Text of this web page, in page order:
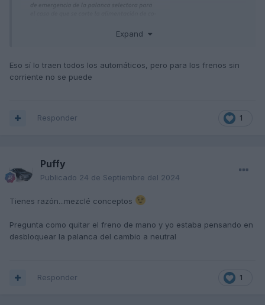
Expand
Eso sí lo traen todos los automáticos, pero para los frenos sin
corriente no se puede
1
Responder
Puffy
Publicado 24 de Septiembre del 2024
Tienes razón...mezclé conceptos
Pregunta como quitar el freno de mano y yo estaba pensando en
desbloquear la palanca del cambio a neutral
1
Responder